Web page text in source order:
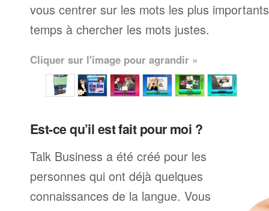
vous centrer sur les mots les plus
temps à chercher les mots justes.
Cliquer sur l'image pour agrandir »
Est-ce qu’il est fait pour moi ?
Talk Business a été créé pour les
personnes qui ont déjà quelques
connaissances de la langue. Vous